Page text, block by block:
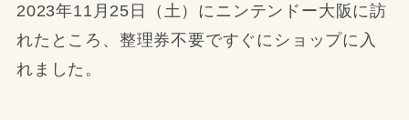
2023年11月25日（土）にニンテンドー大阪に訪
れたところ、整理券不要ですぐにショップに入
れました。